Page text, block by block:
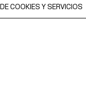
por copyright y es
COOKIES Y SERVICIOS